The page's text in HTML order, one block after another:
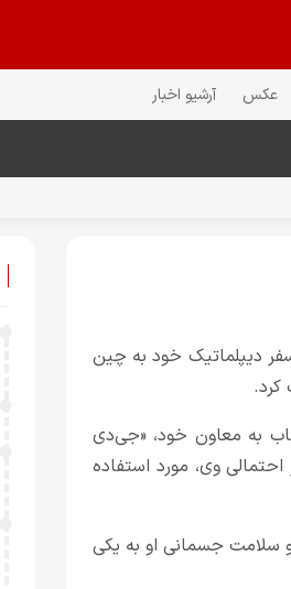
عکس آرشیو اخبار
دیپلماتیک خود به چین
کرد.
به معاون خود، «جی‌دی
وی، مورد استفاده
قرار دارد و موضوع سن و سلامت جسمانی او به یکی